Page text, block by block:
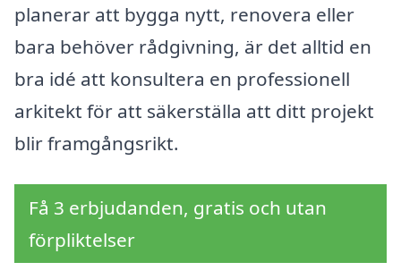
planerar att bygga nytt, renovera eller
bara behöver rådgivning, är det alltid en
bra idé att konsultera en professionell
arkitekt för att säkerställa att ditt projekt
blir framgångsrikt.
Få 3 erbjudanden, gratis och utan
förpliktelser